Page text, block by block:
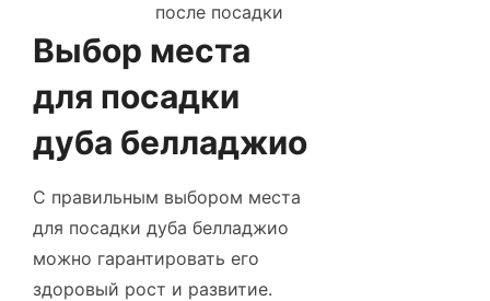
после посадки
Выбор места
для посадки
дуба белладжио
С правильным выбором места
для посадки дуба белладжио
можно гарантировать его
здоровый рост и развитие.